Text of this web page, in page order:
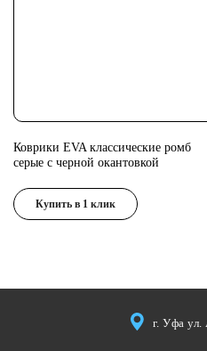
Коврики EVA классические ромб
серые с черной окантовкой
Купить в 1 клик
г. Уфа ул.